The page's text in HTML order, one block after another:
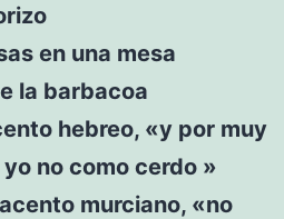
en una mesa
la barbacoa
hebreo, «y por muy
no como cerdo »
murciano, «no